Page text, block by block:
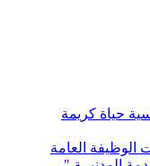
حياة كريمة
الوظيفة العامة